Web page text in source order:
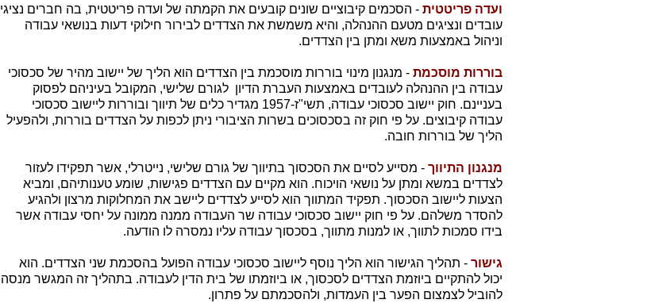
ועדה פריטטית - הסכמים קיבוציים שונים קובעים את הקמתה של ועדה פריטטית, בה חברים נציגי
עובדים ונציגים מטעם ההנהלה, והיא משמשת את הצדדים לבירור חילוקי דעות בנושאי עבודה
וניהול באמצעות משא ומתן בין הצדדים.
בוררות מוסכמת - מנגנון מינוי בוררות מוסכמת בין הצדדים הוא הליך של יישוב מהיר של סכסוכי
עבודה בין ההנהלה לעובדים באמצעות העברת הדיון לגורם שלישי, המקובל בעיניהם לפסוק
בעניינם. חוק יישוב סכסוכי עבודה, תשי"ז-1957 מגדיר כלים של תיווך ובוררות ליישוב סכסוכי
עבודה קיבוצים. על פי חוק זה בסכסוכים בשרות הציבורי ניתן לכפות על הצדדים בוררות, ולהפעיל
הליך של בוררות חובה.
מנגנון התיווך - מסייע לסיים את הסכסוך בתיווך של גורם שלישי, נייטרלי, אשר תפקידו לעזור
לצדדים במשא ומתן על נושאי הויכוח. הוא מקיים עם הצדדים פגישות, שומע טענותיהם, ומביא
הצעות ליישוב הסכסוך. תפקיד המתווך הוא לסייע לצדדים ליישב את המחלוקות מרצון ולהגיע
להסדר משלהם. על פי חוק יישוב סכסוכי עבודה שר העבודה ממנה ממונה על יחסי עבודה אשר
בידו סמכות לתווך, או למנות מתווך, בסכסוך עבודה עליו נמסרה לו הודעה.
גישור - תהליך הגישור הוא הליך נוסף ליישוב סכסוכי עבודה הפועל בהסכמת שני הצדדים. הוא
יכול להתקיים ביוזמת הצדדים לסכסוך, או ביוזמתו של בית הדין לעבודה. בתהליך זה המגשר מנסה
להוביל לצמצום הפער בין העמדות, ולהסכמתם על פתרון.